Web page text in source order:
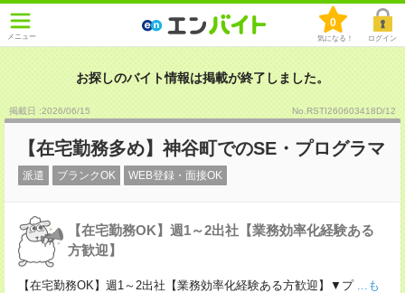
メニュー
0
気になる！ ログイン
お探しのバイト情報は掲載が終了しました。
掲載日 :2026/06/15 No.RSTI260603418D/12
【在宅勤務多め】神谷町でのSE・プログラマ
派遣 ブランクOK WEB登録・面接OK
【在宅勤務OK】週1～2出社【業務効率化経験ある
方歓迎】
【在宅勤務OK】週1～2出社【業務効率化経験ある方歓迎】▼プ ...も